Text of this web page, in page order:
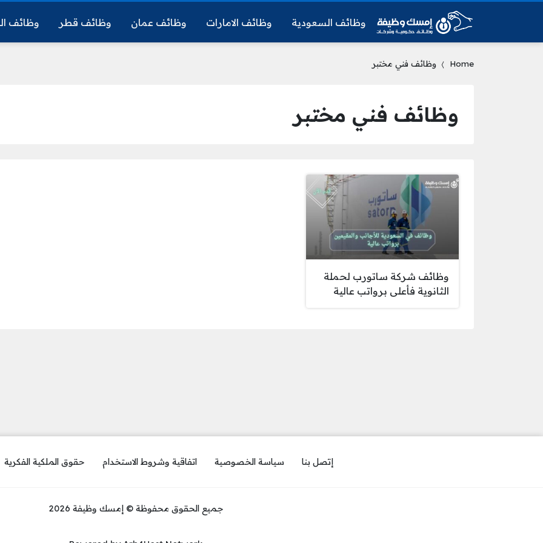
وظائف السعودية وظائف الامارات وظائف عمان وظائف قطر وظائف
Home وظائف فني مختبر
وظائف فني مختبر
وظائف شركة ساتورب لحملة
الثانوية فأعلى برواتب عالية
إتصل بنا سياسة الخصوصية اتفاقية وشروط الاستخدام حقوق الملكية الفكرية
جميع الحقوق محفوظة © إمسك وظيفة 2026